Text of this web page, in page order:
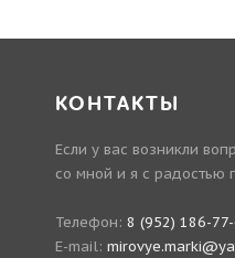
КОНТАКТЫ
Если у вас возникли
со мной и я с радостью
Телефон: 8 (952) 186-
E-mail: